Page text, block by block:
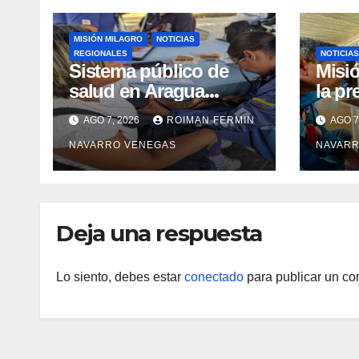
MISIÓN MILAGRO
NOTICIAS
REGIONALES
Sistema público de
salud en Aragua
garantiza inclusión e
inmunidad para más
de 480 familias
mediante cuatro
AGO 7, 2026 ROIMAN FERMIN
NAVARRO VENEGAS
NOTICIAS
la
AGO
Deja una respuesta
Lo siento, debes estar conectado para publicar un